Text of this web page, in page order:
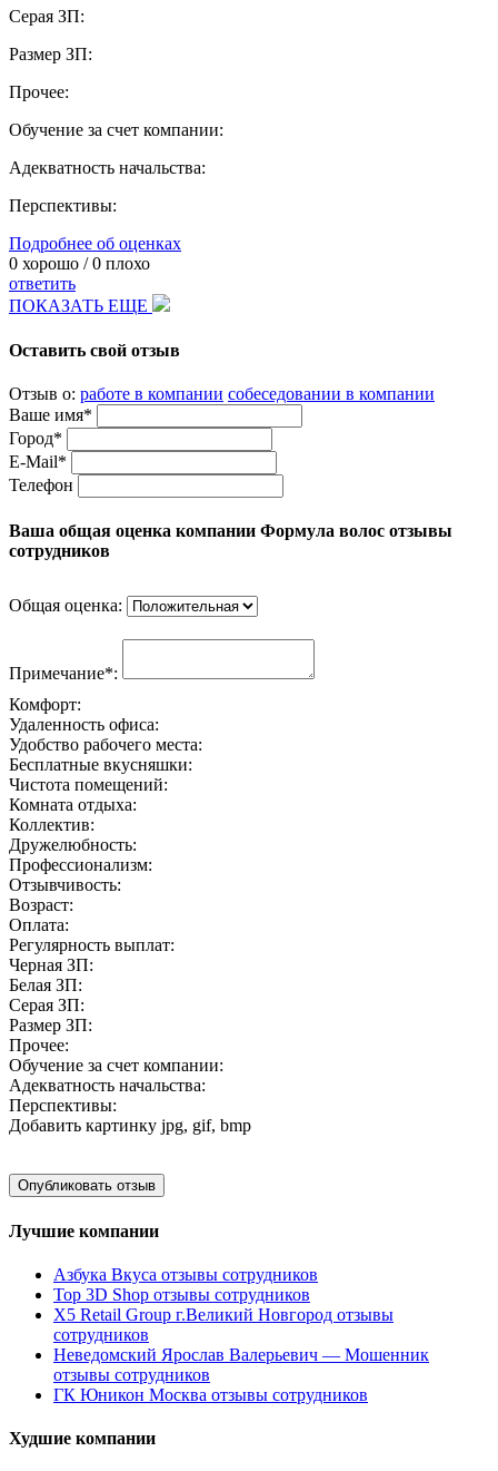
Серая ЗП:
Размер ЗП:
Прочее:
Обучение за счет компании:
Адекватность начальства:
Перспективы:
Подробнее об оценках
0 хорошо /0 плохо
ответить
ПОКАЗАТЬ ЕЩЕ
Оставить свой отзыв
Отзыв о: работе в компании собеседовании в компании
Ваше имя*
Город*
E-Mail*
Телефон
Ваша общая оценка компании Формула волос отзывы
сотрудников
Общая оценка:
Примечание*:
Комфорт:
Удаленность офиса:
Удобство рабочего места:
Бесплатные вкусняшки:
Чистота помещений:
Комната отдыха:
Коллектив:
Дружелюбность:
Профессионализм:
Отзывчивость:
Возраст:
Оплата:
Регулярность выплат:
Черная ЗП:
Белая ЗП:
Серая ЗП:
Размер ЗП:
Прочее:
Обучение за счет компании:
Адекватность начальства:
Перспективы:
Добавить картинку jpg, gif, bmp
Лучшие компании
Азбука Вкуса отзывы сотрудников
Top 3D Shop отзывы сотрудников
X5 Retail Group г.Великий Новгород отзывы
сотрудников
Неведомский Ярослав Валерьевич — Мошенник
отзывы сотрудников
ГК Юникон Москва отзывы сотрудников
Худшие компании